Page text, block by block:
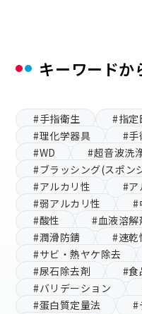
キーワードか
#手指衛生 #指定
#理化学器具
#手
#WD
#超音波洗
#ブラッシング(スポン
#アルカリ性
#ア
#弱アルカリ性
#
#酸性
#血液溶解
#潤滑防錆
#速乾
#サビ・熱ヤケ除去
#尿石除去剤
#食
#バリデーション
#蛋白質定量法
#